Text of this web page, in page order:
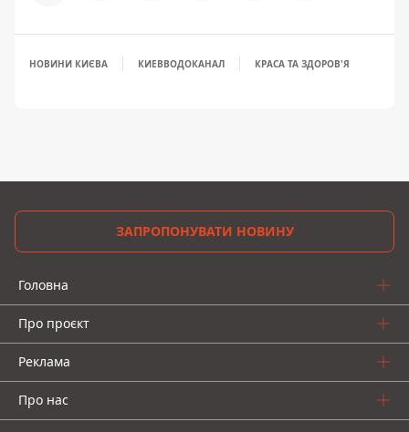
НОВИНИ КИЄВА КИЕВВОДОКАНАЛ КРАСА ТА ЗДОРОВ'Я
ЗАПРОПОНУВАТИ НОВИНУ
Головна
Про проєкт
Реклама
Про нас